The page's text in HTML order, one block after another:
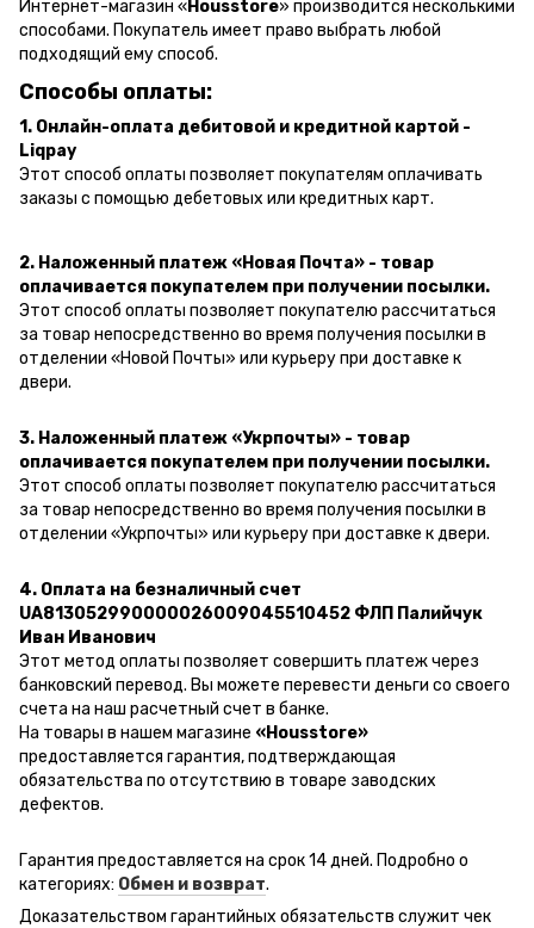
Интернет-магазин «Housstore» производится несколькими
способами. Покупатель имеет право выбрать любой
подходящий ему способ.
Способы оплаты:
1. Онлайн-оплата дебитовой и кредитной картой -
Liqpay
Этот способ оплаты позволяет покупателям оплачивать
заказы с помощью дебетовых или кредитных карт.
2. Наложенный платеж «Новая Почта» - товар
оплачивается покупателем при получении посылки.
Этот способ оплаты позволяет покупателю рассчитаться
за товар непосредственно во время получения посылки в
отделении «Новой Почты» или курьеру при доставке к
двери.
3. Наложенный платеж «Укрпочты» - товар
оплачивается покупателем при получении посылки.
Этот способ оплаты позволяет покупателю рассчитаться
за товар непосредственно во время получения посылки в
отделении «Укрпочты» или курьеру при доставке к двери.
4. Оплата на безналичный счет
UA813052990000026009045510452 ФЛП Палийчук
Иван Иванович
Этот метод оплаты позволяет совершить платеж через
банковский перевод. Вы можете перевести деньги со своего
счета на наш расчетный счет в банке.
На товары в нашем магазине «Housstore»
предоставляется гарантия, подтверждающая
обязательства по отсутствию в товаре заводских
дефектов.
Гарантия предоставляется на срок 14 дней. Подробно о
категориях: Обмен и возврат.
Доказательством гарантийных обязательств служит чек